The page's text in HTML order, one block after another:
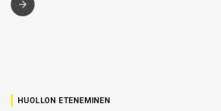
HUOLLON ETENEMINEN